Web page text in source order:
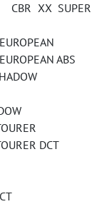
XX SUPER
ABS
DCT